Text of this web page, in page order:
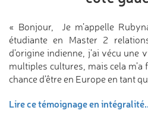
« Bonjour, Je m’appelle
étudiante en Master 2
d’origine indienne, j’ai vécu une
multiples cultures, mais cela m’a
chance d’être en Europe en tant
Lire ce témoignage en